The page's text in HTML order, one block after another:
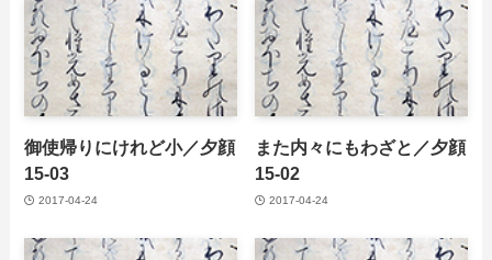
御使帰りにけれど小／夕顔
15-03
2017-04-24
また内々にもわざと／夕顔
15-02
2017-04-24